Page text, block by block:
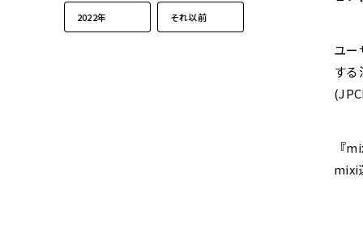
2022年 それ以前
ユー
す
『
mixi